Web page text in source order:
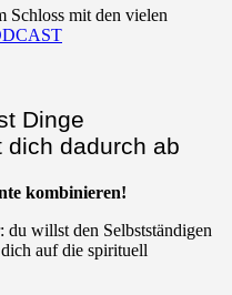
Schloss mit den vielen
Dinge
dich dadurch ab
kombinieren!
du willst den Selbstständigen
auf die spirituell